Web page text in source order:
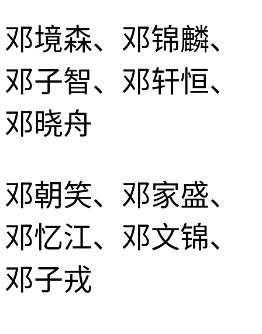
邓境森、邓锦麟、
邓子智、邓轩恒、
邓晓舟
邓朝笑、邓家盛、
邓忆江、邓文锦、
邓子戎